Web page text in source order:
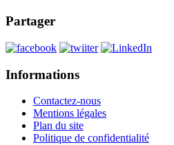
Partager
Informations
Contactez-nous
Mentions légales
Plan du site
Politique de confidentialité